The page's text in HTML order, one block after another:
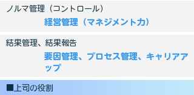
ノルマ管理（コントロール）
経営管理（マネジメント力）
結果管理、結果報告
要因管理、プロセス管理、キャリアア
ップ
■上司の役割